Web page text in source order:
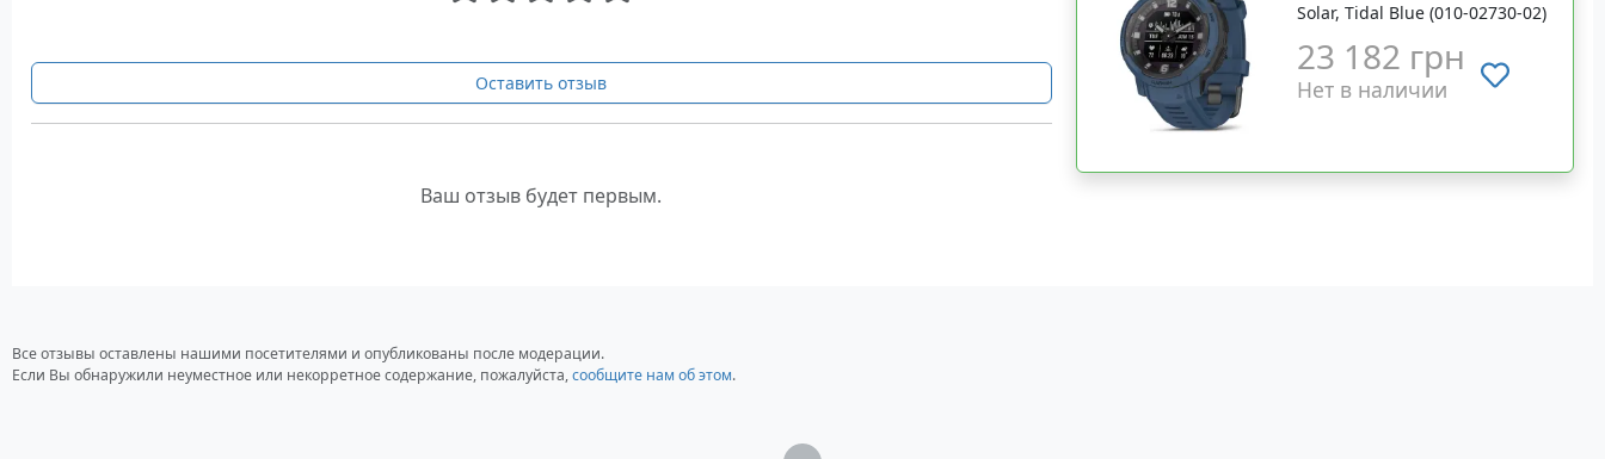
Оставить отзыв
Ваш отзыв будет первым.
Solar, Tidal Blue (010-02730-02)
23 182 грн
Нет в наличии
Все отзывы оставлены нашими посетителями и опубликованы после модерации.
Если Вы обнаружили неуместное или некорретное содержание, пожалуйста,сообщите нам об этом.